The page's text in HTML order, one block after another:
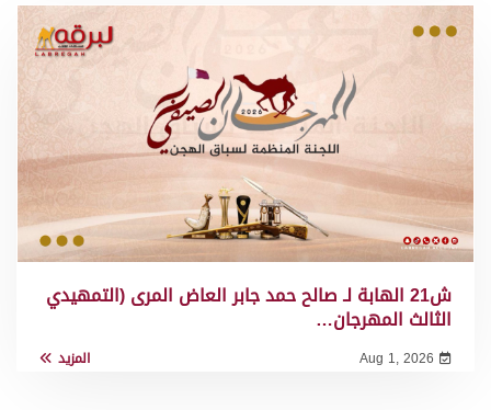
ش21 الهابة لـ صالح حمد جابر العاض المرى (التمهيدي
الثالث المهرجان…
Aug 1, 2026 المزيد